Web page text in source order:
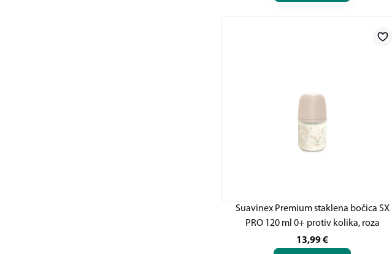
Suavinex Premium staklena bočica SX
PRO 120 ml 0+ protiv kolika, roza
13,99€